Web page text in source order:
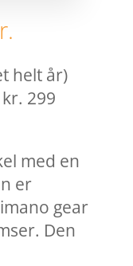
helt år)
299
med en
er
gear
Den